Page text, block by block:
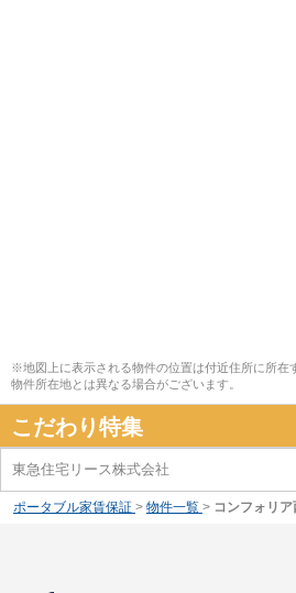
※地図上に表示される物件の位置は付近住所に所在
物件所在地とは異なる場合がございます。
こだわり特集
東急住宅リース株式会社
ポータブル家賃保証 > 物件一覧 > コンフォリ